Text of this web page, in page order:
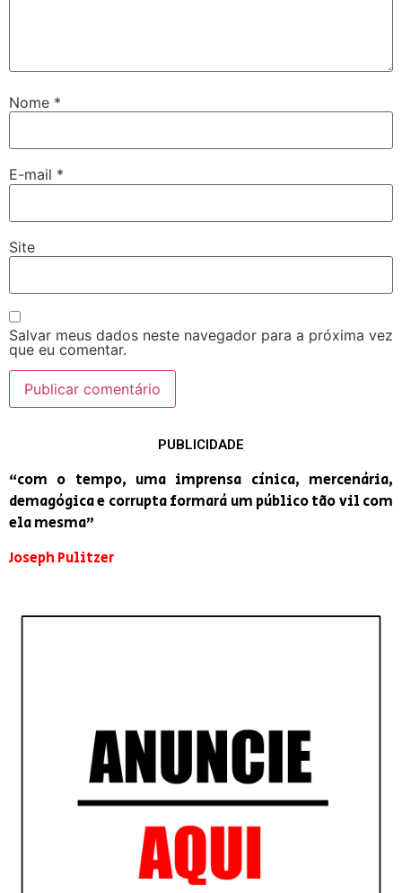
Nome *
E-mail *
Site
Salvar meus dados neste navegador para a próxima vez
que eu comentar.
PUBLICIDADE
“com o tempo, uma imprensa cínica, mercenária,
demagógica e corrupta formará um público tão vil com
ela mesma”
Joseph Pulitzer